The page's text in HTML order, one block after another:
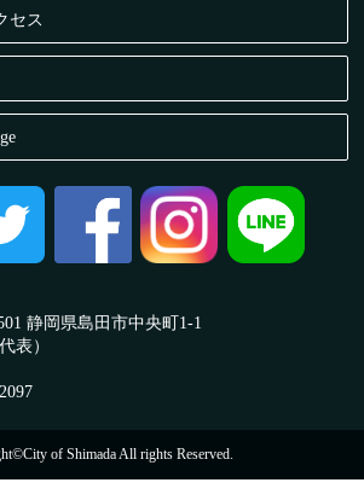
セス
静岡県島田市中央町1-1
表）
of Shimada All rights Reserved.